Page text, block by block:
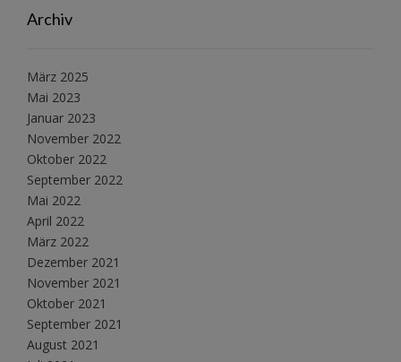
Archiv
März 2025
Mai 2023
Januar 2023
November 2022
Oktober 2022
September 2022
Mai 2022
April 2022
März 2022
Dezember 2021
November 2021
Oktober 2021
September 2021
August 2021